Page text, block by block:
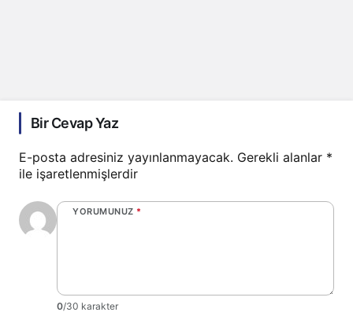
Bir Cevap Yaz
E-posta adresiniz yayınlanmayacak. Gerekli alanlar *
ile işaretlenmişlerdir
YORUMUNUZ *
0/30 karakter